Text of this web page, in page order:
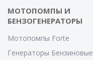
МОТОПОМПЫ И
БЕНЗОГЕНЕРАТОРЫ
Мотопомпы Forte
Генераторы Бензиновые